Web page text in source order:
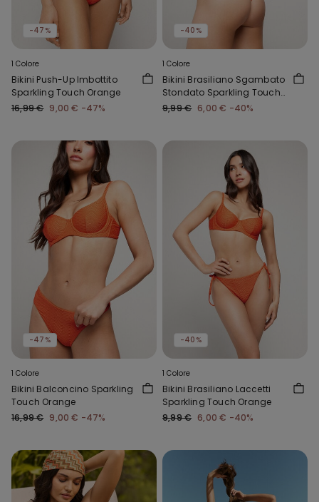
-47%
1 Colore
Bikini Push-Up Imbottito
Sparkling Touch Orange
16,99 € 9,00 € -47%
-40%
1 Colore
Bikini Brasiliano Sgambato
Stondato Sparkling Touch
Orange
9,99 € 6,00 € -40%
-47%
1 Colore
Bikini Balconcino Sparkling
Touch Orange
16,99 € 9,00 € -47%
-40%
1 Colore
Bikini Brasiliano Laccetti
Sparkling Touch Orange
9,99 € 6,00 € -40%